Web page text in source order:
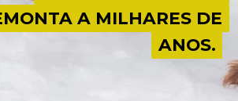
A MILHARES DE
ANOS.
A MILHARES DE
ANOS.